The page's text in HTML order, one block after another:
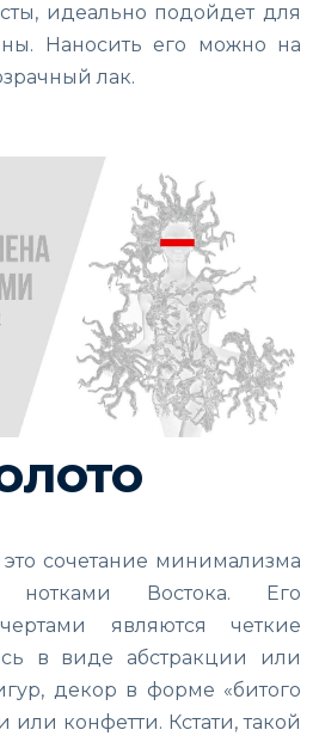
идеально подойдет для
Наносить его можно на
лак.
это сочетание минимализма
Востока. Его
являются четкие
в виде абстракции или
декор в форме «битого
или конфетти. Кстати, такой